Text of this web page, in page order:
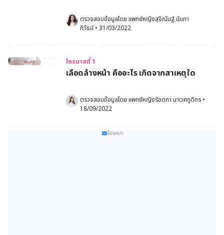
ตรวจสอบข้อมูลโดย แพทย์หญิงสุจิณันฐ์ นันทา
ภิวัธน์ • 31/03/2022
ไตรมาสที่ 1
เลือดล้างหน้า คืออะไร เกิดจากสาเหตุใด
ตรวจสอบข้อมูลโดย แพทย์หญิงรัชตภา นาเวศภูติกร •
18/09/2022
โฆษณา